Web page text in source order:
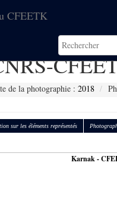
CFEETK
de la photographie :2018
sur les éléments représentés